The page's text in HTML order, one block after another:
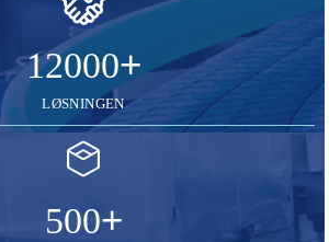
12000+
LØSNINGEN
500+